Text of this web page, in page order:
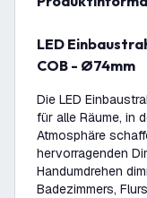
LED Einbaustrahler Schwarz - 5W – IP65 – CCT -
COB - Ø74mm
Die LED
für alle Räume, in
Atmosphäre
hervorragenden
Handumdrehen
Badezimmers,